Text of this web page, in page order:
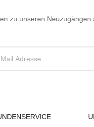
zu unseren Neuzugängen